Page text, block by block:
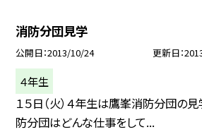
消防分団見学
公開日 2013/10/24 更新日
４年生
１５日（火）４年生は鷹峯消防分団の
防分団はどんな仕事をして...